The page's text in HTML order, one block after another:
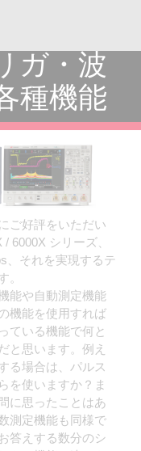
ガ・波
種機能
ご好評をいただい
6000X シリーズ、
、それを実現するテ
。
能や自動測定機能
機能を使用すれば
ている機能で何と
と思います。例え
る場合は、パルス
を使いますか？ま
に思ったことはあ
測定機能も同様で
答えする数分のシ